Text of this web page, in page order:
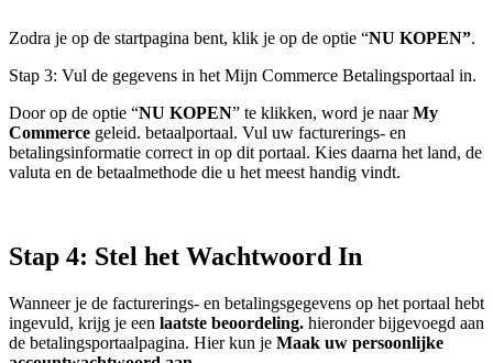
Zodra je op de startpagina bent, klik je op de optie “NU KOPEN”.
Stap 3: Vul de gegevens in het Mijn Commerce Betalingsportaal in.
Door op de optie “NU KOPEN” te klikken, word je naarMy
Commerce geleid. betaalportaal. Vul uw facturerings- en
betalingsinformatie correct in op dit portaal. Kies daarna het land, de
valuta en de betaalmethode die u het meest handig vindt.
Stap 4: Stel het Wachtwoord In
Wanneer je de facturerings- en betalingsgegevens op het portaal hebt
ingevuld, krijg je een laatste beoordeling. hieronder bijgevoegd aan
de betalingsportaalpagina. Hier kun je Maak uw persoonlijke